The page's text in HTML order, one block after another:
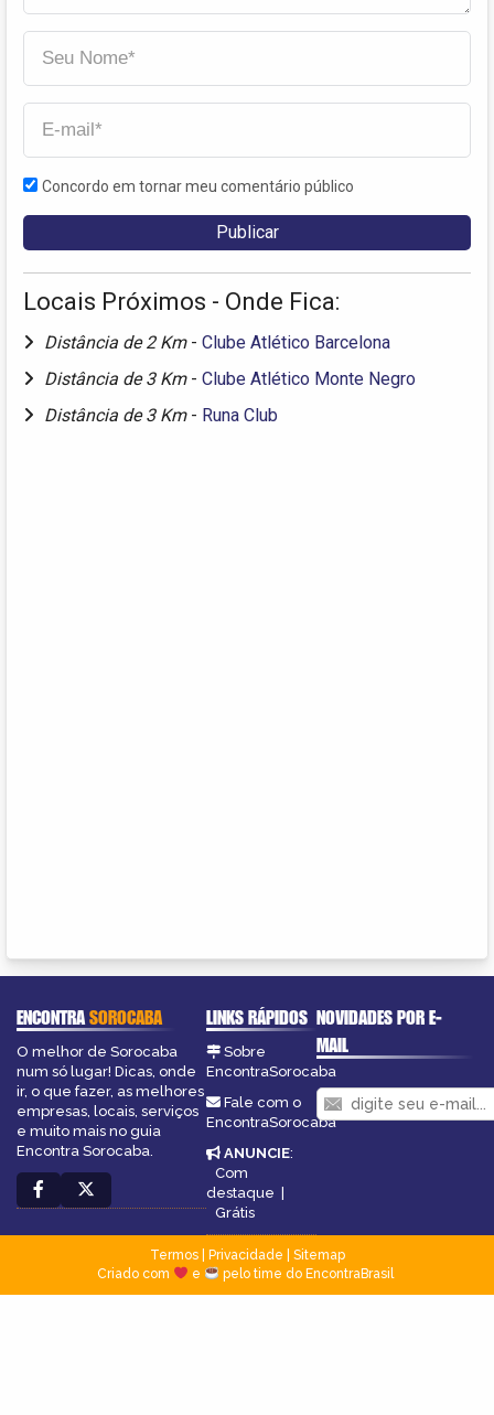
Concordo em tornar meu comentário público
Locais Próximos - Onde Fica:
Distância de 2 Km - Clube Atlético Barcelona
Distância de 3 Km - Clube Atlético Monte Negro
Distância de 3 Km - Runa Club
ENCONTRASOROCABA
O melhor de Sorocaba
num só lugar! Dicas, onde
ir, o que fazer, as melhores
empresas, locais, serviços
e muito mais no guia
Encontra Sorocaba.
LINKS RÁPIDOS
Sobre
EncontraSorocaba
Fale com o
EncontraSorocaba
ANUNCIE:
Com
destaque |
Grátis
NOVIDADES POR E-
MAIL
Termos| Privacidade
Sitemap
Criado com
e pelo time do EncontraBrasil